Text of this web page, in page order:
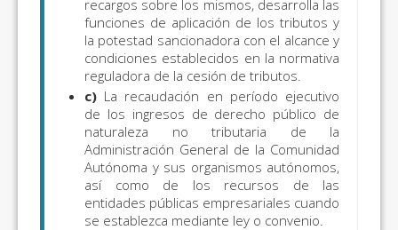
recargos sobre los mismos, desarrolla las
funciones de aplicación de los tributos y
la potestad sancionadora con el alcance y
condiciones establecidos en la normativa
reguladora de la cesión de tributos.
c) La recaudación en período ejecutivo
de los ingresos de derecho público de
naturaleza no tributaria de la
Administración General de la Comunidad
Autónoma y sus organismos autónomos,
así como de los recursos de las
entidades públicas empresariales cuando
se establezca mediante ley o convenio.